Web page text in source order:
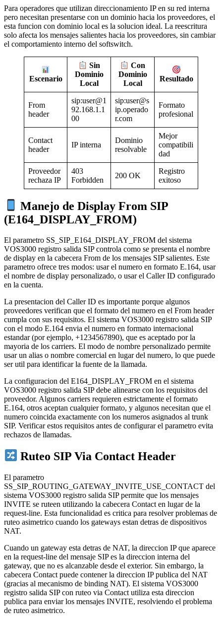
Para operadores que utilizan direccionamiento IP en su red interna
pero necesitan presentarse con un dominio hacia los proveedores, el
esta funcion con dominio local es la solucion ideal. La reescritura
solo afecta los mensajes salientes hacia los proveedores, sin cambiar
el comportamiento interno del softswitch.
Escenario
Sin
Dominio
Local
Con
Dominio
Local
Resultado
From
header
sip:user@1
92.168.1.1
00
sip:user@s
ip.operado
r.com
Formato
profesional
Contact
header
IP interna
Dominio
resolvable
Mejor
compatibili
dad
Proveedor
rechaza IP
403
Forbidden
200 OK
Registro
exitoso
Manejo de Display From SIP
(E164_DISPLAY_FROM)
El parametro SS_SIP_E164_DISPLAY_FROM del sistema
VOS3000 registro salida SIP controla como se presenta el nombre
de display en la cabecera From de los mensajes SIP salientes. Este
parametro ofrece tres modos: usar el numero en formato E.164, usar
el nombre de display personalizado, o usar el Caller ID configurado
en la cuenta.
La presentacion del Caller ID es importante porque algunos
proveedores verifican que el formato del numero en el From header
cumpla con sus requisitos. El sistema VOS3000 registro salida SIP
con el modo E.164 envia el numero en formato internacional
estandar (por ejemplo, +1234567890), que es aceptado por la
mayoria de los carriers. El modo de nombre personalizado permite
usar un alias o nombre comercial en lugar del numero, lo que puede
ser util para identificar la fuente de la llamada.
La configuracion del E164_DISPLAY_FROM en el sistema
VOS3000 registro salida SIP debe alinearse con los requisitos del
proveedor. Algunos carriers requieren estrictamente el formato
E.164, otros aceptan cualquier formato, y algunos necesitan que el
numero coincida exactamente con los numeros asignados al trunk
SIP. Verificar estos requisitos antes de configurar el parametro evita
rechazos de llamadas.
Ruteo SIP Via Contact Header
El parametro
SS_SIP_ROUTING_GATEWAY_INVITE_USE_CONTACT del
sistema VOS3000 registro salida SIP permite que los mensajes
INVITE se ruteen utilizando la cabecera Contact en lugar de la
request-line. Esta funcionalidad es critica para resolver problemas de
ruteo asimetrico cuando los gateways estan detras de dispositivos
NAT.
Cuando un gateway esta detras de NAT, la direccion IP que aparece
en la request-line del mensaje SIP es la direccion interna del
gateway, que no es alcanzable desde el exterior. Sin embargo, la
cabecera Contact puede contener la direccion IP publica del NAT
(gracias al mecanismo de binding NAT). El sistema VOS3000
registro salida SIP con ruteo via Contact utiliza esta direccion
publica para enviar los mensajes INVITE, resolviendo el problema
de ruteo asimetrico.